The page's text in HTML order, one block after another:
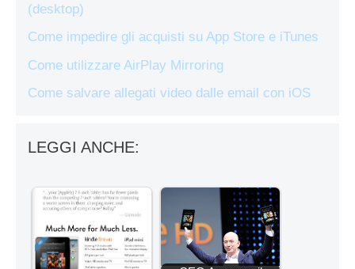
(desktop)
Come impedire gli acquisti su App Store e iTunes
Come utilizzare AirPlay Mirroring
Come salvare allegati video dalle email con iOS
LEGGI ANCHE: